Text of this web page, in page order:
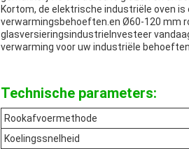
Kortom, de elektrische industriële oven
verwarmingsbehoeften.en Ø60-120 mm
glasversieringsindustrieInvesteer
verwarming voor uw industriële
Technische parameters:
Rookafvoermethode
Koelingssnelheid